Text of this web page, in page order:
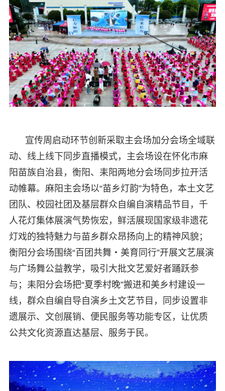
宣传周启动环节创新采取主会场加分会场全域联
动、线上线下同步直播模式，主会场设在怀化市麻
阳苗族自治县，衡阳、耒阳两地分会场同步拉开活
动帷幕。麻阳主会场以“苗乡灯韵”为特色，本土文艺
团队、校园社团及基层群众自编自演精品节目，千
人花灯集体展演气势恢宏，鲜活展现国家级非遗花
灯戏的独特魅力与苗乡群众昂扬向上的精神风貌；
衡阳分会场围绕“百团共舞・美育同行”开展文艺展演
与广场舞公益教学，吸引大批文艺爱好者踊跃参
与；耒阳分会场把“夏季村晚”搬进和美乡村建设一
线，群众自编自导自演乡土文艺节目，同步设置非
遗展示、文创展销、便民服务等功能专区，让优质
公共文化资源直达基层、服务于民。